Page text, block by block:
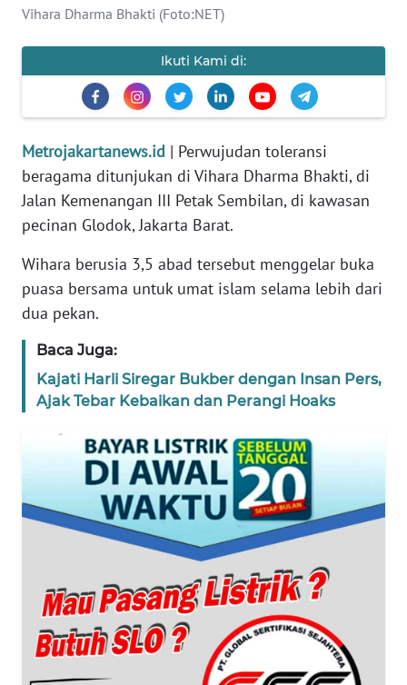
Vihara Dharma Bhakti (Foto:NET)
Ikuti Kami di:
Metrojakartanews.id | Perwujudan toleransi
beragama ditunjukan di Vihara Dharma Bhakti, di
Jalan Kemenangan III Petak Sembilan, di kawasan
pecinan Glodok, Jakarta Barat.
Wihara berusia 3,5 abad tersebut menggelar buka
puasa bersama untuk umat islam selama lebih dari
dua pekan.
Baca Juga:
Kajati Harli Siregar Bukber dengan Insan Pers,
Ajak Tebar Kebaikan dan Perangi Hoaks
INFO
TENTANG
PEDOMAN
MEDIA
SIBER
REDAKSI
DISCLAIMER
Wahana
Regional
WN
WN
JABAR
WN
BANTEN